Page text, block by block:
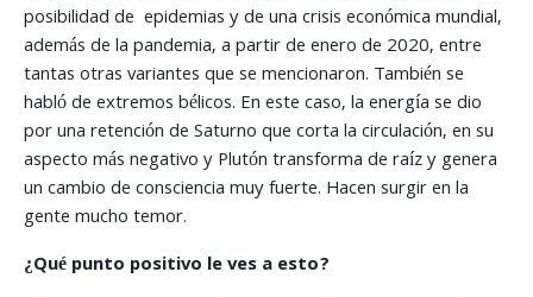
posibilidad de epidemias y de una crisis económica mundial,
además de la pandemia, a partir de enero de 2020, entre
tantas otras variantes que se mencionaron. También se
habló de extremos bélicos. En este caso, la energía se dio
por una retención de Saturno que corta la circulación, en su
aspecto más negativo y Plutón transforma de raíz y genera
un cambio de consciencia muy fuerte. Hacen surgir en la
gente mucho temor.
¿Qué punto positivo le ves a esto?